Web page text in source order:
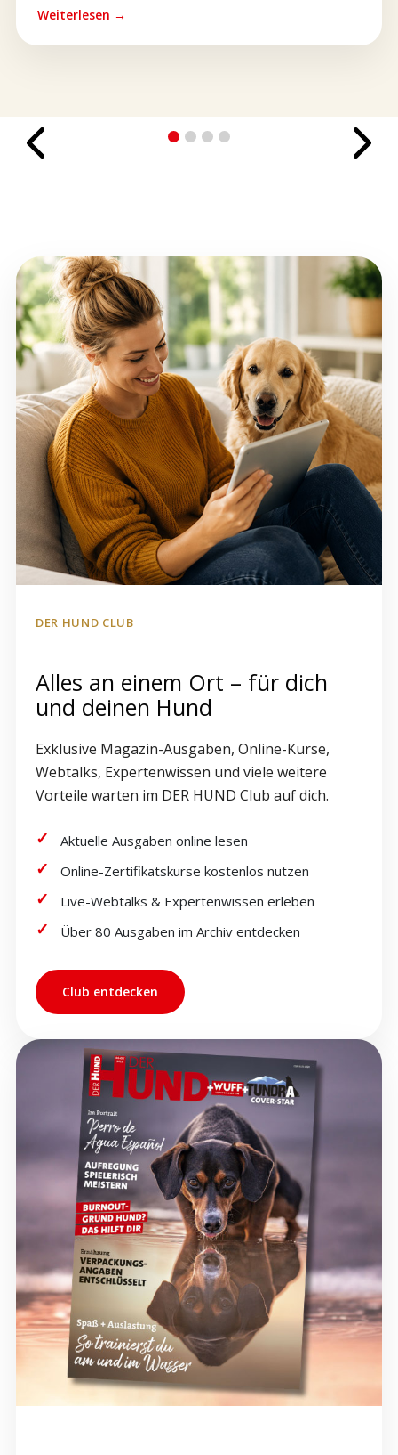
Weiterlesen →
DER HUND CLUB
Alles an einem Ort – für dich
und deinen Hund
Exklusive Magazin-Ausgaben, Online-Kurse,
Webtalks, Expertenwissen und viele weitere
Vorteile warten im DER HUND Club auf dich.
Aktuelle Ausgaben online lesen
Online-Zertifikatskurse kostenlos nutzen
Live-Webtalks & Expertenwissen erleben
Über 80 Ausgaben im Archiv entdecken
Club entdecken